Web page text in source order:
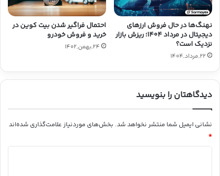
نهنگ‌ها در حال فروش ارزهای
دیجیتال در مرداد ۱۴۰۴؛ ریزش بازار
نزدیک است؟
22,مرداد,1404
احتمال فراگیر شدن بیت کوین در
خرید و فروش خودرو
24,بهمن,1402
دیدگاهتان را بنویسید
نشانی ایمیل شما منتشر نخواهد شد. بخش‌های موردنیاز علامت‌گذاری شده‌اند
*